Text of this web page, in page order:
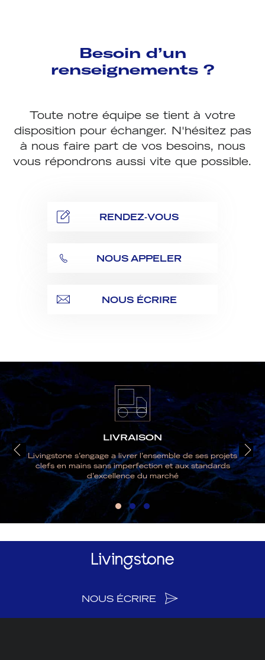
Besoin d’un
renseignements ?
Toute notre équipe se tient à votre
disposition pour échanger. N'hésitez pas
à nous faire part de vos besoins, nous
vous répondrons aussi vite que possible.
RENDEZ-VOUS
NOUS APPELER
NOUS ÉCRIRE
LIVRAISON
Livingstone s’engage a livrer l’ensemble de ses projets
clefs en mains sans imperfection et aux standards
d’excellence du marché
NOUS ÉCRIRE